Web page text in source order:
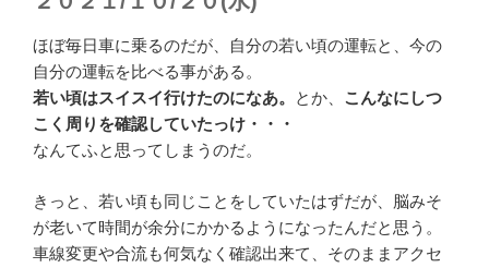
ほぼ毎日車に乗るのだが、自分の若い頃の運転と、今の
自分の運転を比べる事がある。
若い頃はスイスイ行けたのになあ。
とか、 こんなにしつ
こく周りを確認していたっけ・・・
なんてふと思ってしまうのだ。
きっと、若い頃も同じことをしていたはずだが、脳みそ
が老いて時間が余分にかかるようになったんだと思う。
車線変更や合流も何気なく確認出来て、そのままアクセ